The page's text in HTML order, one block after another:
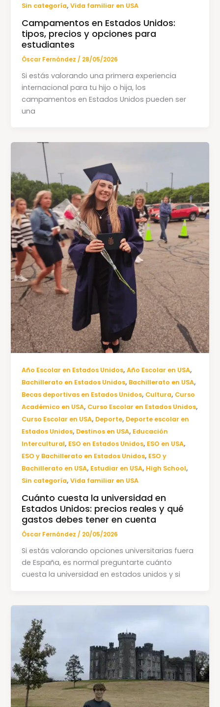
Sin categoría,Vida familiar en USA
Campamentos en Estados Unidos:
tipos, precios y opciones para
estudiantes
Óscar Fernández / 28/05/2026
Si estás valorando una primera experiencia
internacional para tu hijo o hija, los
campamentos en Estados Unidos pueden ser
una
Año Escolar en Estados Unidos,Año Escolar en USA,
Bachillerato en Estados Unidos, Bachillerato en USA,
Becas deportivas en Estados Unidos, Cultura, Curso
Académico en USA, Curso Escolar en Estados Unidos,
Curso Escolar en USA, Deporte, Deporte escolar en
Estados Unidos, Destinos en USA, Educación
Intercultural, ESO en Estados Unidos, ESO en USA,
ESO y Bachillerato en Estados Unidos, ESO y
Bachillerato en USA, Estudiar en USA, High School,
Sin categoría,Vida familiar en USA
Cuánto cuesta la universidad en
Estados Unidos: precios reales y qué
gastos debes tener en cuenta
Óscar Fernández / 20/05/2026
Si estás valorando opciones universitarias fuera
de España, es normal preguntarte cuánto
cuesta la universidad en estados unidos y si